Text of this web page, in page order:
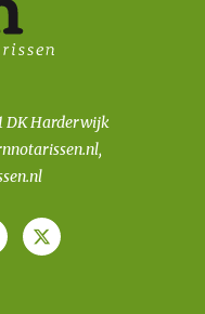
DK Harderwijk
,